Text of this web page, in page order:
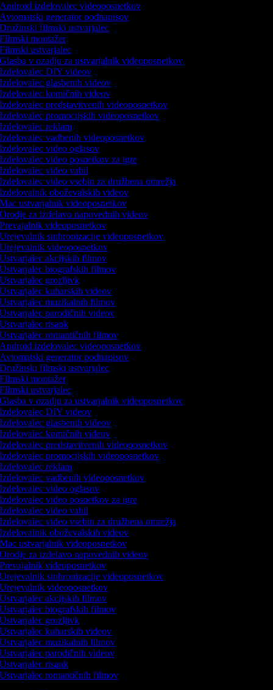
izdelovalec videoposnetkov
generator podnapisov
filmski ustvarjalec
montažer
ustvarjalec
v ozadju za ustvarjalnik videoposnetkov
DIY videov
glasbenih videov
komičnih videov
predstavitvenih videoposnetkov
promocijskih videoposnetkov
reklam
vadbenih videoposnetkov
video oglasov
video posnetkov za igre
video vabil
video vsebin za družbena omrežja
oboževalskih videov
ustvarjalnik videoposnetkov
za izdelavo napovednih videov
videoposnetkov
sinhronizacije videoposnetkov
videoposnetkov
akcijskih filmov
biografskih filmov
grozljivk
kuharskih videov
muzikalnih filmov
parodičnih videov
risank
romantičnih filmov
izdelovalec videoposnetkov
generator podnapisov
filmski ustvarjalec
montažer
ustvarjalec
v ozadju za ustvarjalnik videoposnetkov
DIY videov
glasbenih videov
komičnih videov
predstavitvenih videoposnetkov
promocijskih videoposnetkov
reklam
vadbenih videoposnetkov
video oglasov
video posnetkov za igre
video vabil
video vsebin za družbena omrežja
oboževalskih videov
ustvarjalnik videoposnetkov
za izdelavo napovednih videov
videoposnetkov
sinhronizacije videoposnetkov
videoposnetkov
akcijskih filmov
biografskih filmov
grozljivk
kuharskih videov
muzikalnih filmov
parodičnih videov
risank
romantičnih filmov